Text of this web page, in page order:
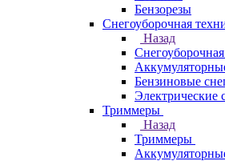
Бензорезы
Снегоуборочная
Назад
Бензиновые
Электрические
Триммеры
Назад
Триммеры